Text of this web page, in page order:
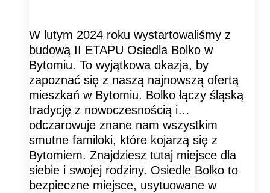
W lutym 2024 roku wystartowaliśmy z
budową II ETAPU Osiedla Bolko w
Bytomiu. To wyjątkowa okazja, by
zapoznać się z naszą najnowszą ofertą
mieszkań w Bytomiu. Bolko łączy śląską
tradycję z nowoczesnością i…
odczarowuje znane nam wszystkim
smutne familoki, które kojarzą się z
Bytomiem. Znajdziesz tutaj miejsce dla
siebie i swojej rodziny. Osiedle Bolko to
bezpieczne miejsce, usytuowane w